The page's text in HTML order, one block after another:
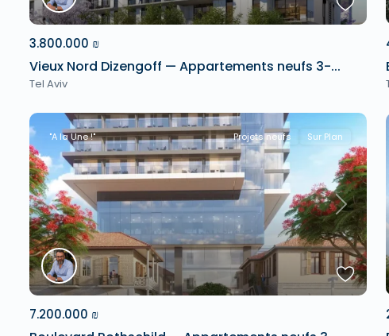
3.800.000 ₪
Vieux Nord Dizengoff — Appartements neufs 3-...
Tel Aviv
Previous Next
"A la Une !" Projets neufs Sur Plan
7.200.000 ₪